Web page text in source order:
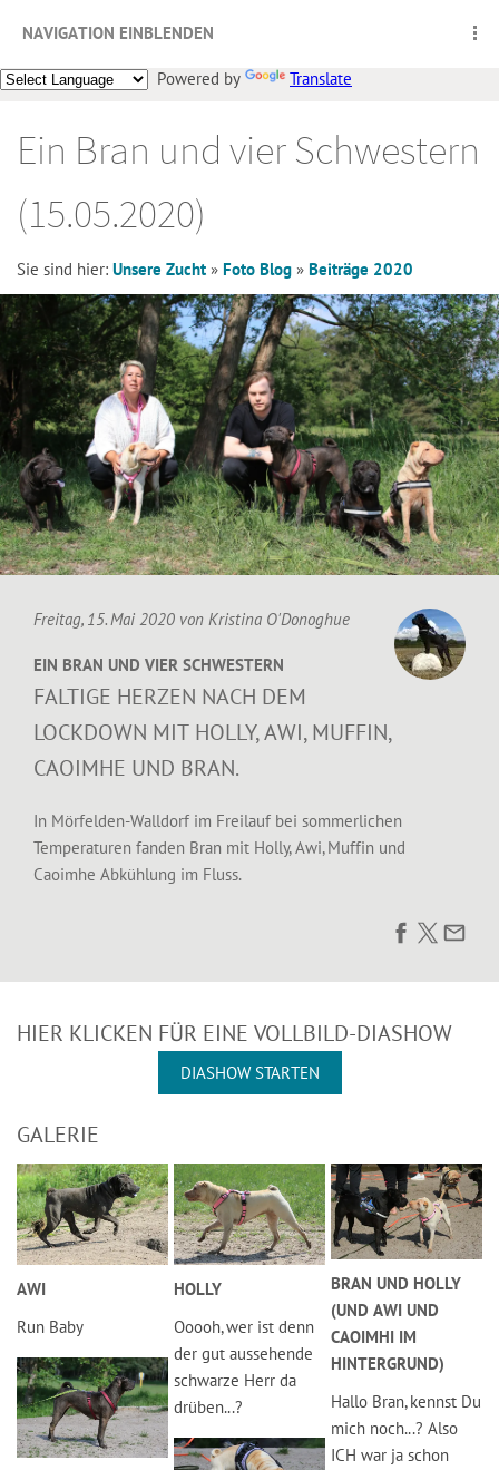
NAVIGATION EINBLENDEN
Powered by Translate
Ein Bran und vier Schwestern
(15.05.2020)
Sie sind hier: Unsere Zucht » Foto Blog » Beiträge 2020
Freitag, 15. Mai 2020 von Kristina O'Donoghue
EIN BRAN UND VIER SCHWESTERN
FALTIGE HERZEN NACH DEM
LOCKDOWN MIT HOLLY, AWI, MUFFIN,
CAOIMHE UND BRAN.
In Mörfelden-Walldorf im Freilauf bei sommerlichen
Temperaturen fanden Bran mit Holly, Awi, Muffin und
Caoimhe Abkühlung im Fluss.
HIER KLICKEN FÜR EINE VOLLBILD-DIASHOW
DIASHOW STARTEN
GALERIE
AWI
Run Baby
HOLLY
Ooooh, wer ist denn
der gut aussehende
schwarze Herr da
drüben...?
BRAN UND HOLLY
(UND AWI UND
CAOIMHI IM
HINTERGRUND)
Hallo Bran, kennst Du
mich noch...? Also
ICH war ja schon